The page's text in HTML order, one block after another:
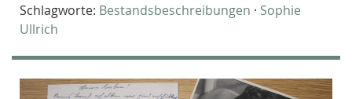
Schlagworte: Bestandsbeschreibungen · Sophie
Ullrich